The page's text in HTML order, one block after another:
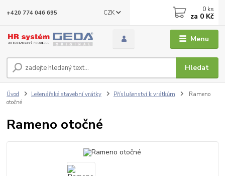
Menu
CZK
Hledat
+420 774 046 695 0 ks
za 0 Kč
Úvod Lešenářské stavební vrátky Příslušenství k vrátkům
Rameno
otočné
Rameno otočné